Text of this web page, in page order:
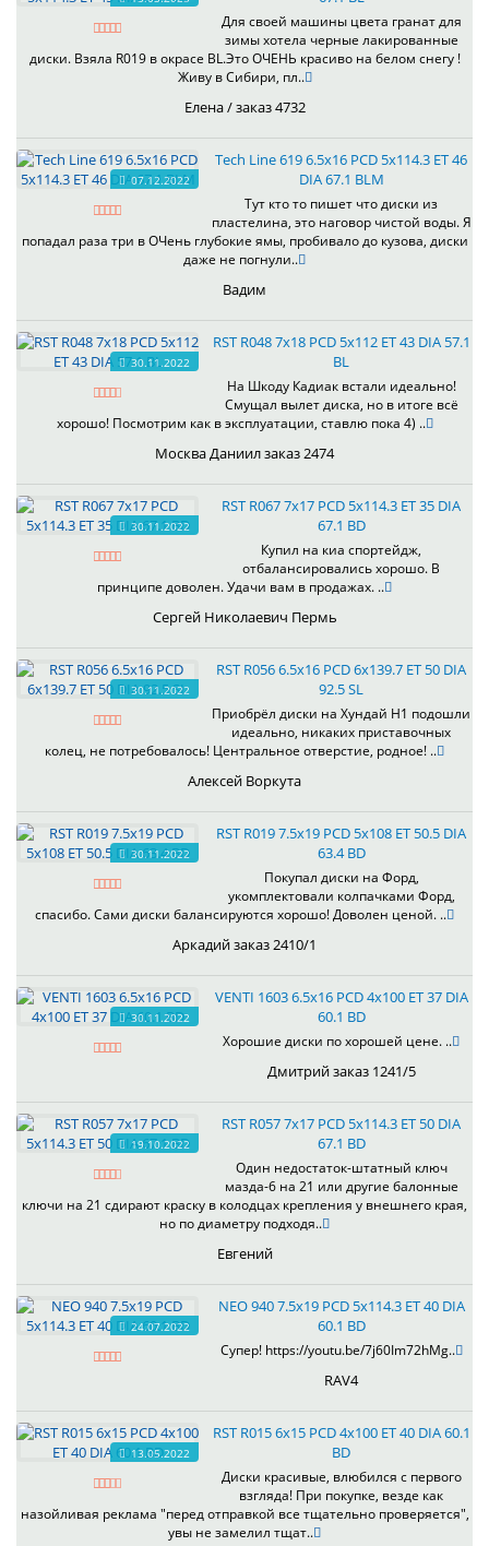
Для своей машины цвета гранат для
зимы хотела черные лакированные
диски. Взяла R019 в окрасе BL.Это ОЧЕНЬ красиво на белом снегу !
Живу в Сибири, пл..
Елена / заказ 4732
07.12.2022
Tech Line 619 6.5x16 PCD 5x114.3 ET 46
DIA 67.1 BLM
Тут кто то пишет что диски из
пластелина, это наговор чистой воды. Я
попадал раза три в ОЧень глубокие ямы, пробивало до кузова, диски
даже не погнули..
Вадим
30.11.2022
RST R048 7x18 PCD 5x112 ET 43 DIA 57.1
BL
На Шкоду Кадиак встали идеально!
Смущал вылет диска, но в итоге всё
хорошо! Посмотрим как в эксплуатации, ставлю пока 4) ..
Москва Даниил заказ 2474
30.11.2022
RST R067 7x17 PCD 5x114.3 ET 35 DIA
67.1 BD
Купил на киа спортейдж,
отбалансировались хорошо. В
принципе доволен. Удачи вам в продажах. ..
Сергей Николаевич Пермь
30.11.2022
RST R056 6.5x16 PCD 6x139.7 ET 50 DIA
92.5 SL
Приобрёл диски на Хундай H1 подошли
идеально, никаких приставочных
колец, не потребовалось! Центральное отверстие, родное! ..
Алексей Воркута
30.11.2022
RST R019 7.5x19 PCD 5x108 ET 50.5 DIA
63.4 BD
Покупал диски на Форд,
укомплектовали колпачками Форд,
спасибо. Сами диски балансируются хорошо! Доволен ценой. ..
Аркадий заказ 2410/1
30.11.2022
VENTI 1603 6.5x16 PCD 4x100 ET 37 DIA
60.1 BD
Хорошие диски по хорошей цене. ..
Дмитрий заказ 1241/5
19.10.2022
RST R057 7x17 PCD 5x114.3 ET 50 DIA
67.1 BD
Один недостаток-штатный ключ
мазда-6 на 21 или другие балонные
ключи на 21 сдирают краску в колодцах крепления у внешнего края,
но по диаметру подходя..
Евгений
24.07.2022
NEO 940 7.5x19 PCD 5x114.3 ET 40 DIA
60.1 BD
Супер! https://youtu.be/7j60Im72hMg..
RAV4
13.05.2022
RST R015 6x15 PCD 4x100 ET 40 DIA 60.1
BD
Диски красивые, влюбился с первого
взгляда! При покупке, везде как
назойливая реклама "перед отправкой все тщательно проверяется",
увы не замелил тщат..